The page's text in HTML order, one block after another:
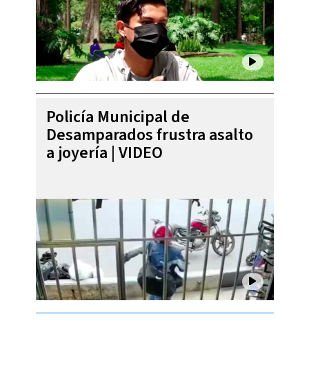
Policía Municipal de
Desamparados frustra asalto
a joyería | VIDEO